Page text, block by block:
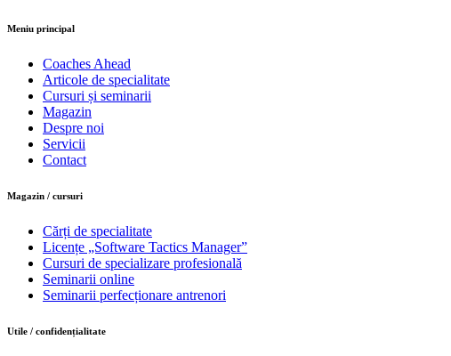
Meniu principal
Coaches Ahead
Articole de specialitate
Cursuri și seminarii
Magazin
Despre noi
Servicii
Contact
Magazin / cursuri
Cărți de specialitate
Licențe „Software Tactics Manager”
Cursuri de specializare profesională
Seminarii online
Seminarii perfecționare antrenori
Utile / confidențialitate